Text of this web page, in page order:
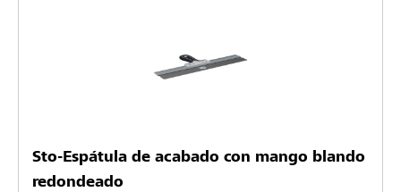
Sto-Espátula de acabado con mango blando
redondeado